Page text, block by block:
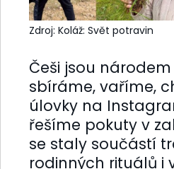
Zdroj: Koláž: Svět potravin
Češi jsou
sbíráme, vaříme,
úlovky na
řešíme pokuty v
se staly součástí
rodinných rituálů i